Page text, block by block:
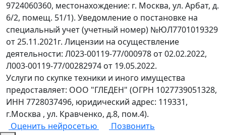
9724060360, местонахождение: г. Москва, ул. Арбат, д.
6/2, помещ. 51/1). Уведомление о постановке на
специальный учет (учетный номер) №ЮЛ7701019329
от 25.11.2021г. Лицензии на осуществление
деятельности: Л023-00119-77/000978 от 02.02.2022,
Л003-00119-77/00282974 от 19.05.2022.
Услуги по скупке техники и иного имущества
предоставляет: ООО "ГЛЕДЕН" (ОГРН 1027739051328,
ИНН 7728037496, юридический адрес: 119331,
г.Москва , ул. Кравченко, д.8, пом.4).
Оценить нейросетью
Позвонить